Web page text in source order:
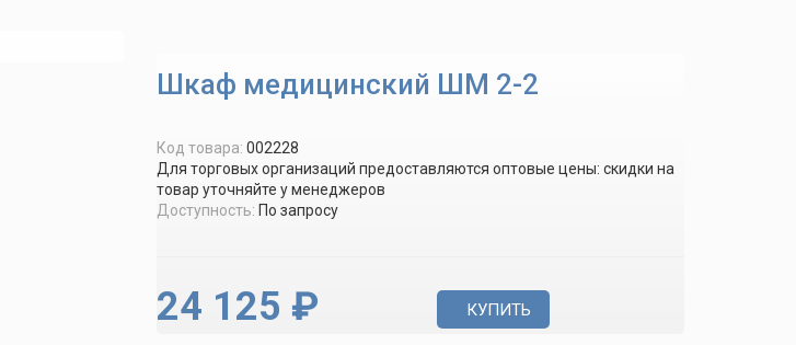
Шкаф медицинский ШМ 2-2
Код товара:002228
Для торговых организаций предоставляются оптовые цены: скидки на
товар уточняйте у менеджеров
Доступность: По запросу
24 125 ₽ КУПИТЬ